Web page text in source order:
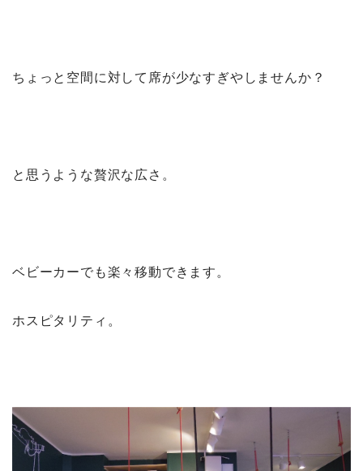
ちょっと空間に対して席が少なすぎやしませんか？
と思うような贅沢な広さ。
ベビーカーでも楽々移動できます。
ホスピタリティ。